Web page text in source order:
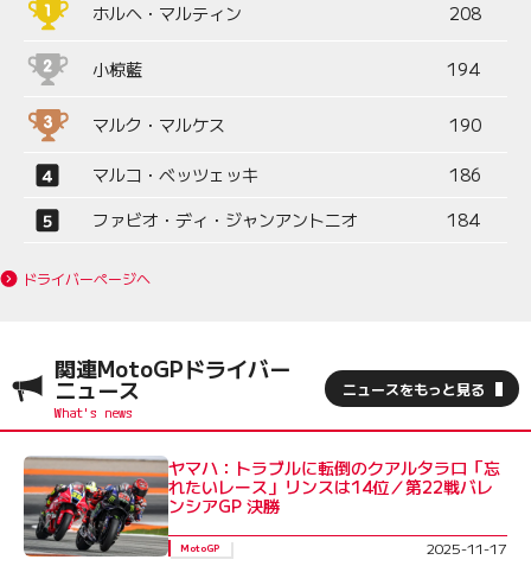
ホルヘ・マルティン 208
小椋藍 194
マルク・マルケス 190
マルコ・ベッツェッキ
186
ファビオ・ディ・ジャンアントニオ
184
ドライバーページへ
関連MotoGPドライバー
ニュース ニュースをもっと見る
ヤマハ：トラブルに転倒のクアルタラロ「忘
れたいレース」リンスは14位／第22戦バレ
ンシアGP 決勝
MotoGP 2025-11-17